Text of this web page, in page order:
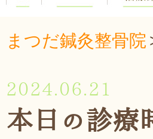
まつだ鍼灸整骨院
2024.06.21
本日の診療